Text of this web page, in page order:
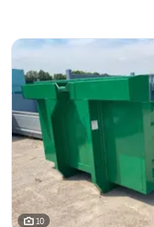
10